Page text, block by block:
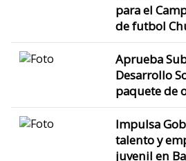
para el
de futbol
Aprueba
Desarrollo
paquete de
Impulsa
talento y
juvenil en